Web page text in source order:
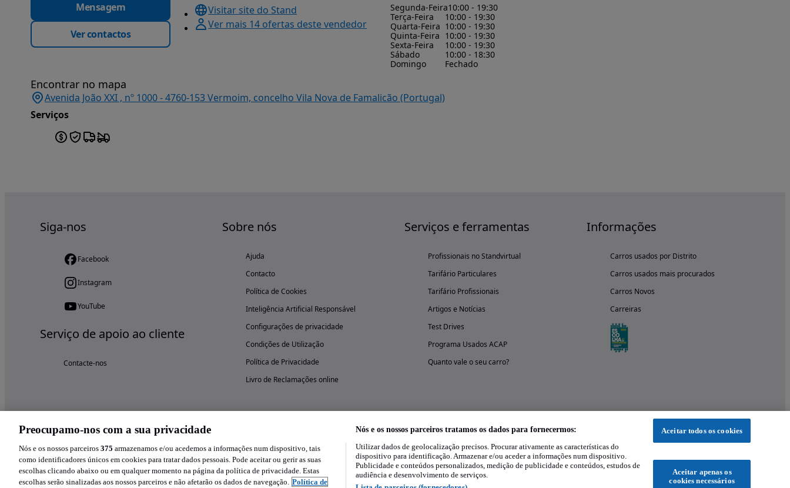
Mensagem
Ver contactos
Visitar site do Stand
Ver mais 14 ofertas deste vendedor
Segunda-Feira10:00 - 19:30
Terça-Feira
10:00 - 19:30
Quarta-Feira 10:00 - 19:30
Quinta-Feira 10:00 - 19:30
Sexta-Feira
10:00 - 19:30
Sábado
10:00 - 18:30
Domingo
Fechado
Encontrar no mapa
Avenida João XXI , nº 1000 - 4760-153 Vermoim, concelho Vila Nova de Famalicão (Portugal)
Serviços
Siga-nos
Facebook
Instagram
YouTube
Serviço de apoio ao cliente
Contacte-nos
Sobre nós
Ajuda
Contacto
Política de Cookies
Inteligência Artificial Responsável
Configurações de privacidade
Condições de Utilização
Política de Privacidade
Livro de Reclamações online
Serviços e ferramentas
Profissionais no Standvirtual
Tarifário Particulares
Tarifário Profissionais
Artigos e Notícias
Test Drives
Programa Usados ACAP
Quanto vale o seu carro?
Informações
Carros usados por Distrito
Carros usados mais procurados
Carros Novos
Carreiras
Experimenta a aplicação
Preocupamo-nos com a sua privacidade
Nós e os nossos parceiros 375 armazenamos e/ou acedemos a informações num dispositivo, tais
como identificadores únicos em cookies para tratar dados pessoais. Pode aceitar ou gerir as suas
escolhas clicando abaixo ou em qualquer momento na página da política de privacidade. Estas
escolhas serão sinalizadas aos nossos parceiros e não afetarão os dados de navegação. Política de
Nós e os nossos parceiros tratamos os dados para fornecermos:
Utilizar dados de geolocalização precisos. Procurar ativamente as características do
dispositivo para identificação. Armazenar e/ou aceder a informações num dispositivo.
Publicidade e conteúdos personalizados, medição de publicidade e conteúdos, estudos de
audiência e desenvolvimento de serviços.
Aceitar todos os cookies
Aceitar apenas os
cookies necessários